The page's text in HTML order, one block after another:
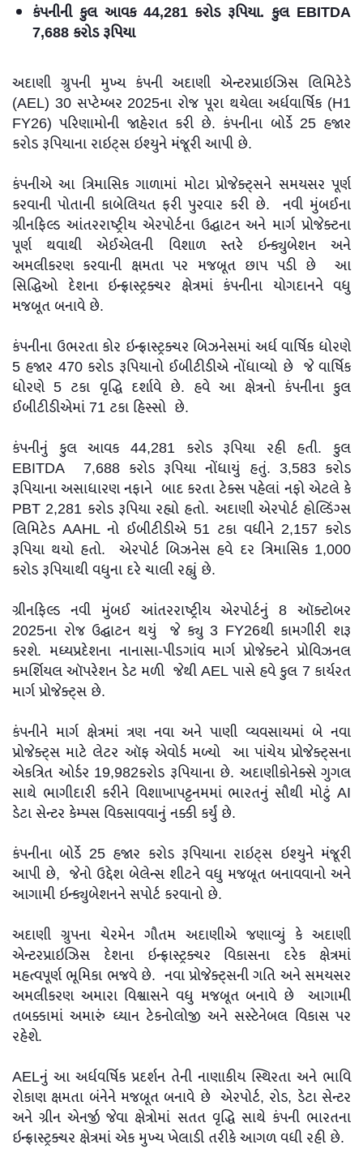
કંપનીની કુલ આવક 44,281 કરોડ રૂપિયા. કુલ EBITDA
7,688 કરોડ રૂપિયા
અદાણી ગ્રુપની મુખ્ય કંપની અદાણી એન્ટરપ્રાઇઝિસ લિમિટેડે
(AEL) 30 સપ્ટેમ્બર 2025ના રોજ પૂરા થયેલા અર્ધવાર્ષિક (H1
FY26) પરિણામોની જાહેરાત કરી છે. કંપનીના બોર્ડે 25 હજાર
કરોડ રૂપિયાના રાઇટ્સ ઇશ્યુને મંજૂરી આપી છે.
કંપનીએ આ ત્રિમાસિક ગાળામાં મોટા પ્રોજેક્ટ્સને સમયસર પૂર્ણ
કરવાની પોતાની કાબેલિયત ફરી પુરવાર કરી છે. નવી મુંબઈના
ગ્રીનફિલ્ડ આંતરરાષ્ટ્રીય એરપોર્ટના ઉદ્ઘાટન અને માર્ગ પ્રોજેક્ટના
પૂર્ણ થવાથી એઈએલની વિશાળ સ્તરે ઇન્ક્યુબેશન અને
અમલીકરણ કરવાની ક્ષમતા પર મજબૂત છાપ પડી છે આ
સિદ્ધિઓ દેશના ઇન્ફ્રાસ્ટ્રક્ચર ક્ષેત્રમાં કંપનીના યોગદાનને વધુ
મજબૂત બનાવે છે.
કંપનીના ઉભરતા કોર ઇન્ફ્રાસ્ટ્રક્ચર બિઝનેસમાં અર્ધ વાર્ષિક ધોરણે
5 હજાર 470 કરોડ રૂપિયાનો ઈબીટીડીએ નોંધાવ્યો છે જે વાર્ષિક
ધોરણે 5 ટકા વૃદ્ધિ દર્શાવે છે. હવે આ ક્ષેત્રનો કંપનીના કુલ
ઈબીટીડીએમાં 71 ટકા હિસ્સો છે.
કંપનીનું કુલ આવક 44,281 કરોડ રૂપિયા રહી હતી. કુલ
EBITDA 7,688 કરોડ રૂપિયા નોંધાયું હતું. 3,583 કરોડ
રૂપિયાના અસાધારણ નફાને બાદ કરતા ટેક્સ પહેલાં નફો એટલે કે
PBT 2,281 કરોડ રૂપિયા રહ્યો હતો. અદાણી એરપોર્ટ હોલ્ડિંગ્સ
લિમિટેડ AAHL નો ઈબીટીડીએ 51 ટકા વધીને 2,157 કરોડ
રૂપિયા થયો હતો. એરપોર્ટ બિઝનેસ હવે દર ત્રિમાસિક 1,000
કરોડ રૂપિયાથી વધુના દરે ચાલી રહ્યું છે.
ગ્રીનફિલ્ડ નવી મુંબઈ આંતરરાષ્ટ્રીય એરપોર્ટનું 8 ઑક્ટોબર
2025ના રોજ ઉદ્ઘાટન થયું જે ક્યુ 3 FY26થી કામગીરી શરૂ
કરશે. મધ્યપ્રદેશના નાનાસા-પીડગાંવ માર્ગ પ્રોજેક્ટને પ્રોવિઝનલ
કમર્શિયલ ઑપરેશન ડેટ મળી જેથી AEL પાસે હવે કુલ 7 કાર્યરત
માર્ગ પ્રોજેક્ટ્સ છે.
કંપનીને માર્ગ ક્ષેત્રમાં ત્રણ નવા અને પાણી વ્યવસાયમાં બે નવા
પ્રોજેક્ટ્સ માટે લેટર ઑફ એવોર્ડ મળ્યો આ પાંચેય પ્રોજેક્ટ્સના
એકત્રિત ઓર્ડર 19,982કરોડ રૂપિયાના છે. અદાણીકોનેક્સે ગુગલ
સાથે ભાગીદારી કરીને વિશાખાપટ્ટનમમાં ભારતનું સૌથી મોટું AI
ડેટા સેન્ટર કેમ્પસ વિકસાવવાનું નક્કી કર્યું છે.
કંપનીના બોર્ડે 25 હજાર કરોડ રૂપિયાના રાઇટ્સ ઇશ્યુને મંજૂરી
આપી છે, જેનો ઉદ્દેશ બેલેન્સ શીટને વધુ મજબૂત બનાવવાનો અને
આગામી ઇન્ક્યુબેશનને સપોર્ટ કરવાનો છે.
અદાણી ગ્રુપના ચેરમેન ગૌતમ અદાણીએ જણાવ્યું કે અદાણી
એન્ટરપ્રાઇઝિસ દેશના ઇન્ફ્રાસ્ટ્રક્ચર વિકાસના દરેક ક્ષેત્રમાં
મહત્વપૂર્ણ ભૂમિકા ભજવે છે. નવા પ્રોજેક્ટ્સની ગતિ અને સમયસર
અમલીકરણ અમારા વિશ્વાસને વધુ મજબૂત બનાવે છે આગામી
તબક્કામાં અમારું ધ્યાન ટેકનોલોજી અને સસ્ટેનેબલ વિકાસ પર
રહેશે.
AELનું આ અર્ધવર્ષિક પ્રદર્શન તેની નાણાકીય સ્થિરતા અને ભાવિ
રોકાણ ક્ષમતા બંનેને મજબૂત બનાવે છે એરપોર્ટ, રોડ, ડેટા સેન્ટર
અને ગ્રીન એનર્જી જેવા ક્ષેત્રોમાં સતત વૃદ્ધિ સાથે કંપની ભારતના
ઇન્ફ્રાસ્ટ્રક્ચર ક્ષેત્રમાં એક મુખ્ય ખેલાડી તરીકે આગળ વધી રહી છે.